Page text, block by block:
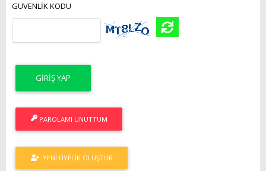
GÜVENLİK KODU
PAROLAMI UNUTTUM
YENI ÜYELIK OLUŞTUR